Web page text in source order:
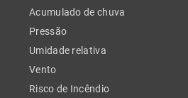
Acumulado de chuva
Pressão
Umidade relativa
Vento
Risco de Incêndio